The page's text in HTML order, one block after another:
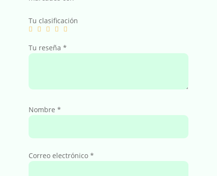
Tu clasificación
Tu reseña *
Nombre *
Correo electrónico *